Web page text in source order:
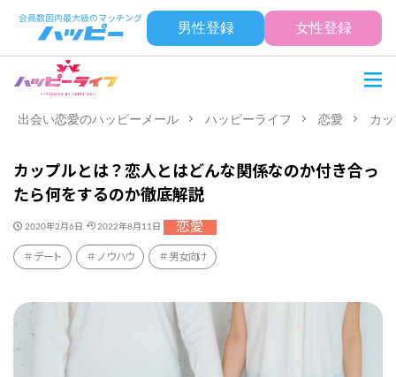
男性登録 女性登録
出会い恋愛のハッピーメール ハッピーライフ 恋愛 カ
カップルとは？恋人とはどんな関係なのか付き合っ
たら何をするのか徹底解説
2020年2月6日 2022年8月11日 恋愛
デート ノウハウ 男女向け